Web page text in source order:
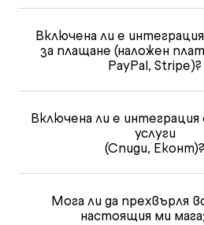
Включена ли е
за плащане (наложен
PayPal, Stripe)?
Включена ли е интеграция
услуги
(Спиди, Еконт)?
Мога ли да прехвърля
настоящия ми